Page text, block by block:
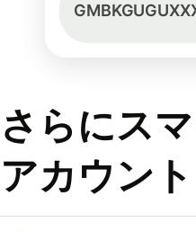
さらにス
アカウント